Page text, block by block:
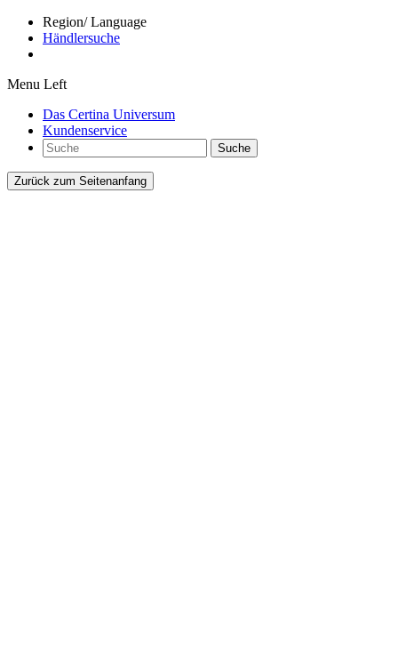
Region/ Language
Händlersuche
Menu Left
Das Certina Universum
Kundenservice
Suche
Zurück zum Seitenanfang